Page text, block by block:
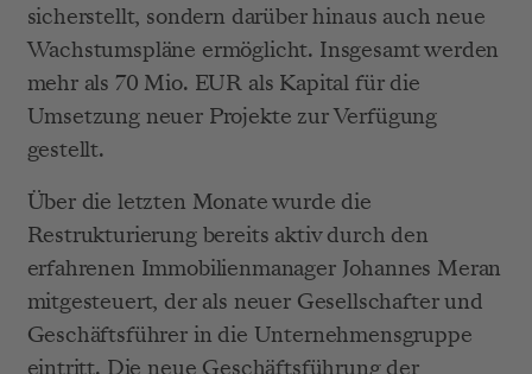
sicherstellt, sondern darüber hinaus auch neue
Wachstumspläne ermöglicht. Insgesamt werden
mehr als 70 Mio. EUR als Kapital für die
Umsetzung neuer Projekte zur Verfügung
gestellt.
Über die letzten Monate wurde die
Restrukturierung bereits aktiv durch den
erfahrenen Immobilienmanager Johannes Meran
mitgesteuert, der als neuer Gesellschafter und
Geschäftsführer in die Unternehmensgruppe